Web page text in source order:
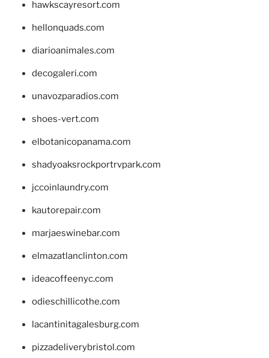
hawkscayresort.com
hellonquads.com
diarioanimales.com
decogaleri.com
unavozparadios.com
shoes-vert.com
elbotanicopanama.com
shadyoaksrockportrvpark.com
jccoinlaundry.com
kautorepair.com
marjaeswinebar.com
elmazatlanclinton.com
ideacoffeenyc.com
odieschillicothe.com
lacantinitagalesburg.com
pizzadeliverybristol.com